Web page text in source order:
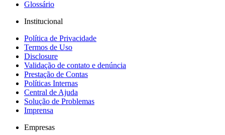
Glossário
Institucional
Política de Privacidade
Termos de Uso
Disclosure
Validação de contato e denúncia
Prestação de Contas
Políticas Internas
Central de Ajuda
Solução de Problemas
Imprensa
Empresas